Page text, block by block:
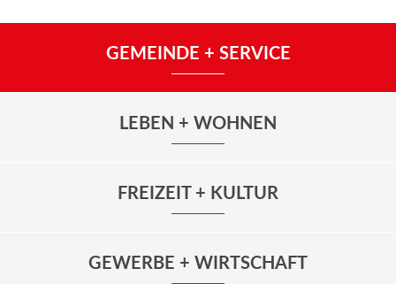
GEMEINDE + SERVICE
LEBEN + WOHNEN
FREIZEIT + KULTUR
GEWERBE + WIRTSCHAFT